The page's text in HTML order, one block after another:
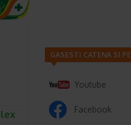
GASESTI CATENA SI PE
Youtube
Facebook